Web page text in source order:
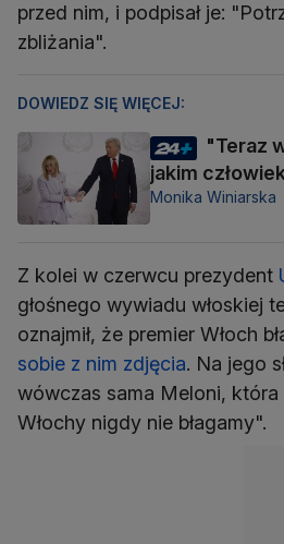
przed nim, i podpisał je:
zbliżania".
DOWIEDZ SIĘ WIĘCEJ:
"Teraz
jakim
Monika Winiarska
Z kolei w czerwcu prezydent
głośnego wywiadu włoskiej
oznajmił, że premier Włoch
sobie z nim zdjęcia. Na jego
wówczas sama Meloni, która
Włochy nigdy nie błagamy".